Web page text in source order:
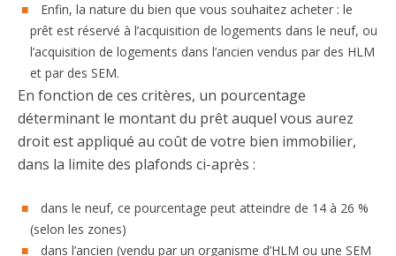
Enfin, la nature du bien que vous souhaitez acheter : le
prêt est réservé à l’acquisition de logements dans le neuf, ou
l’acquisition de logements dans l’ancien vendus par des HLM
et par des SEM.
En fonction de ces critères, un pourcentage
déterminant le montant du prêt auquel vous aurez
droit est appliqué au coût de votre bien immobilier,
dans la limite des plafonds ci-après :
dans le neuf, ce pourcentage peut atteindre de 14 à 26 %
(selon les zones)
dans l’ancien (vendu par un organisme d’HLM ou une SEM